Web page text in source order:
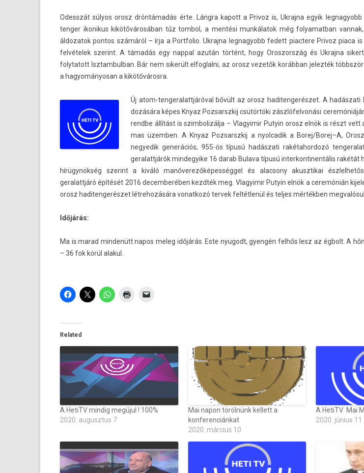
Odesszát súlyos orosz dróntámadás érte. Lángra kapott a Privoz is, Uk­rajna egyik
tenger ikonikus kikötővárosában tűz tom­bol, a mentési munkálatok még folyamat­ban
áldozatok pon­tos számáról – írja a Portfolio. Uk­rajna leg­nagyobb fedett piac­tere Privoz piaca
felvételek szerint. A támadás egy napp­al azután történt, hogy Oros­zország és Uk­rajna
folytatott Isztam­bulban. Bár nem sikerült el­foglal­ni, az orosz vezetők korábban jelez­ték
a hagyományosan a kikötővárosra.
Új atom-tengeralattjáróval bővült az orosz haditen­gerés­zet. A
dozására képes Knyaz Poz­sarszkij csütörtöki zászlófel­vonási
rendbe állítást is szim­bolizál­ja – Vlagyimir Putyin orosz elnök is részt
mas üzemb­en. A Knyaz Poz­sarszkij a nyol­cadik a Borej/Borej–A,
negyedik generációs, 955-ös típusú hadászati rakétahor­dozó
geralattjárók min­degyike 16 darab Bulava típusú in­ter­kontinen­tális rakétát
hírügynökség szerint a kiváló manőverezőképességgel és al­ac­sony akusztikai
geralattjáró építését 2016 de­cem­beréb­en kezdték meg. Vlagyimir Putyin elnök a ceremónián
orosz haditen­gerés­zet lét­rehozására vonat­kozó ter­vek feltétlenül és tel­jes mértékben
Időjárás:
Ma is marad min­denütt napos meleg időjárás. Este nyugodt, gyengén felhős lesz az égbolt. A
– 36 fok körül al­akul.
Related
A HetiTV mindig megújul ! 100%
2020. augusztus 7
Mai napon törölnünk kellett a
konferenciánkat
2020. március 10
A HetiTV Mai
2020. június 11